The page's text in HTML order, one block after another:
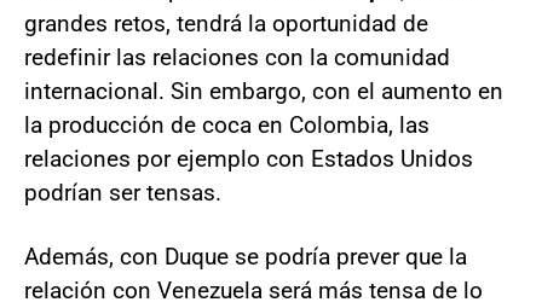
grandes retos, tendrá la oportunidad de
redefinir las relaciones con la comunidad
internacional. Sin embargo, con el aumento en
la producción de coca en Colombia, las
relaciones por ejemplo con Estados Unidos
podrían ser tensas.
Además, con Duque se podría prever que la
relación con Venezuela será más tensa de lo